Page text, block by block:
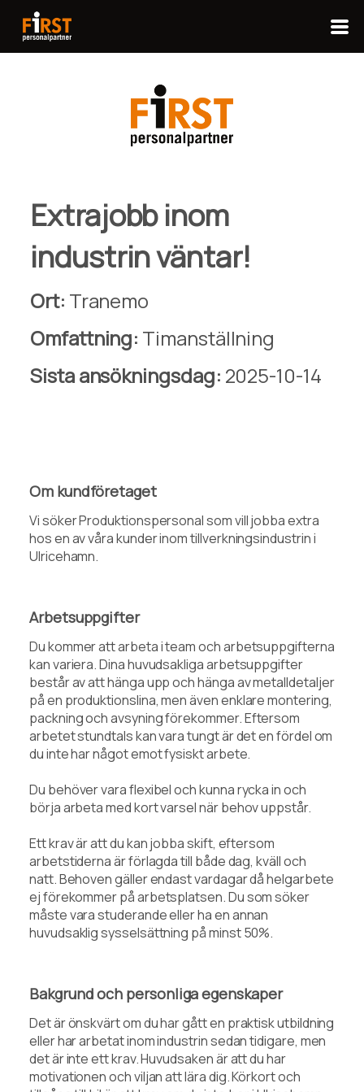
Extrajobb inom
industrin väntar!
Ort: Tranemo
Omfattning: Timanställning
Sista ansökningsdag: 2025-10-14
Om kundföretaget
Vi söker Produktionspersonal som vill jobba extra
hos en av våra kunder inom tillverkningsindustrin i
Ulricehamn.
Arbetsuppgifter
Du kommer att arbeta i team och arbetsuppgifterna
kan variera. Dina huvudsakliga arbetsuppgifter
består av att hänga upp och hänga av metalldetaljer
på en produktionslina, men även enklare montering,
packning och avsyning förekommer. Eftersom
arbetet stundtals kan vara tungt är det en fördel om
du inte har något emot fysiskt arbete.
Du behöver vara flexibel och kunna rycka in och
börja arbeta med kort varsel när behov uppstår.
Ett krav är att du kan jobba skift, eftersom
arbetstiderna är förlagda till både dag, kväll och
natt. Behoven gäller endast vardagar då helgarbete
ej förekommer på arbetsplatsen. Du som söker
måste vara studerande eller ha en annan
huvudsaklig sysselsättning på minst 50%.
Bakgrund och personliga egenskaper
Det är önskvärt om du har gått en praktisk utbildning
eller har arbetat inom industrin sedan tidigare, men
det är inte ett krav. Huvudsaken är att du har
motivationen och viljan att lära dig. Körkort och